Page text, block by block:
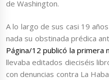
de Washington.
A lo largo de sus casi 19
nada su obstinada prédica
Página/12 publicó la primera
llevaba editados dieciséis
con denuncias contra La